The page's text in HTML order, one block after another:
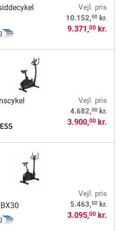
Vejl. pris
10.152,00kr.
9.371,00kr.
Vejl. pris
4.682,00kr.
3.900,00kr.
Vejl. pris
5.463,00kr.
3.095,00kr.